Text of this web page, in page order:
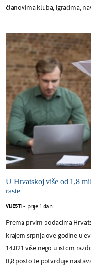
članovima kluba, igračima,
U Hrvatskoj više od 1,8
raste
VIJESTI - prije 1 dan
Prema prvim podacima
krajem srpnja ove godine u
14.021 više nego u istom
0,8 posto te potvrđuje